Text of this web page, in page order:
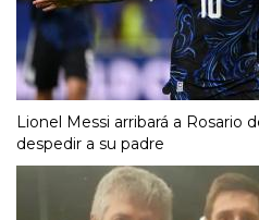
Lionel Messi arribará a Rosario
despedir a su padre